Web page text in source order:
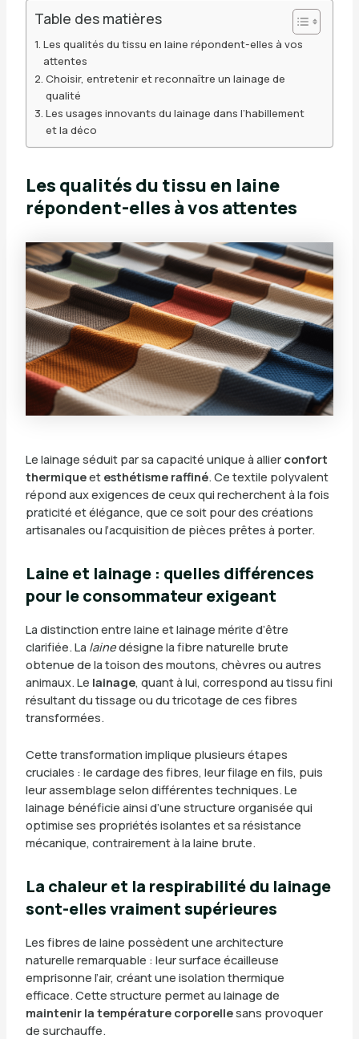
Table des matières
Les qualités du tissu en laine répondent-elles à vos
attentes
Choisir, entretenir et reconnaître un lainage de
qualité
Les usages innovants du lainage dans l’habillement
et la déco
Les qualités du tissu en laine
répondent-elles à vos attentes
Le lainage séduit par sa capacité unique à allier confort
thermiqueet esthétisme raffiné. Ce textile polyvalent
répond aux exigences de ceux qui recherchent à la fois
praticité et élégance, que ce soit pour des créations
artisanales ou l’acquisition de pièces prêtes à porter.
Laine et lainage : quelles différences
pour le consommateur exigeant
La distinction entre laine et lainage mérite d’être
clarifiée. La lainedésigne la fibre naturelle brute
obtenue de la toison des moutons, chèvres ou autres
animaux. Le lainage, quant à lui, correspond au tissu fini
résultant du tissage ou du tricotage de ces fibres
transformées.
Cette transformation implique plusieurs étapes
cruciales : le cardage des fibres, leur filage en fils, puis
leur assemblage selon différentes techniques. Le
lainage bénéficie ainsi d’une structure organisée qui
optimise ses propriétés isolantes et sa résistance
mécanique, contrairement à la laine brute.
La chaleur et la respirabilité du lainage
sont-elles vraiment supérieures
Les fibres de laine possèdent une architecture
naturelle remarquable : leur surface écailleuse
emprisonne l’air, créant une isolation thermique
efficace. Cette structure permet au lainage de
maintenir la température corporellesans provoquer
de surchauffe.